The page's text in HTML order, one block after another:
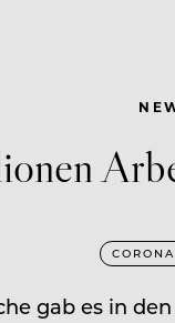
gab es in